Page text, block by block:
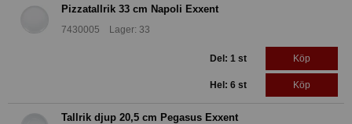
Pizzatallrik 33 cm Napoli Exxent
7430005 Lager: 33
Del: 1 st Köp
Hel: 6 st Köp
Tallrik djup 20,5 cm Pegasus Exxent